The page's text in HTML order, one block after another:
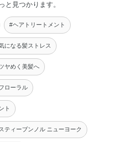
と見つかります。
#ヘアトリートメント
になる髪ストレス
ヤめく美髪へ
ローラル
ト
ティーブンノル ニューヨーク